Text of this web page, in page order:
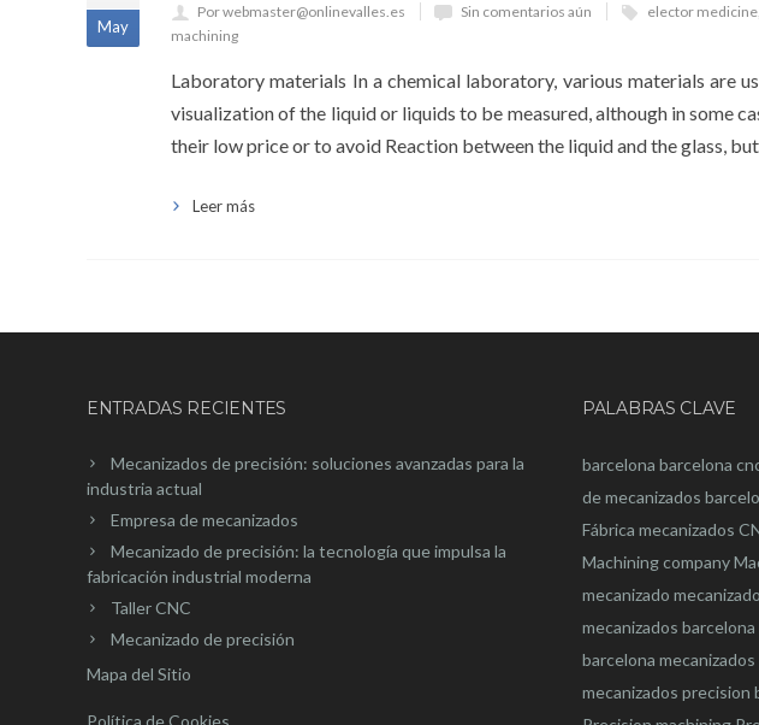
May
Por webmaster@onlinevalles.es Sin comentarios aún elector medicine
machining
Laboratory materials In a chemical laboratory, various materials are
visualization of the liquid or liquids to be measured, although in some
their low price or to avoid Reaction between the liquid and the glass,
Leer más
ENTRADAS RECIENTES
Mecanizados de precisión: soluciones avanzadas para la
industria actual
Empresa de mecanizados
Mecanizado de precisión: la tecnología que impulsa la
fabricación industrial moderna
Taller CNC
Mecanizado de precisión
Mapa del Sitio
Política de Cookies
PALABRAS CLAVE
barcelona barcelona
de mecanizados
Fábrica mecanizados
Machining company
mecanizado
mecanizados barcelona
barcelona
mecanizados precision